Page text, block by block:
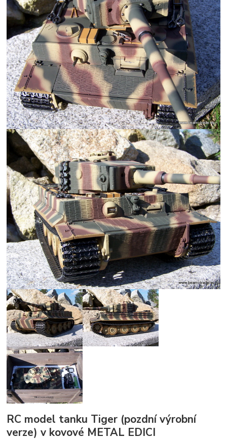
RC model tanku Tiger (pozdní výrobní
verze) v kovové METAL EDICI